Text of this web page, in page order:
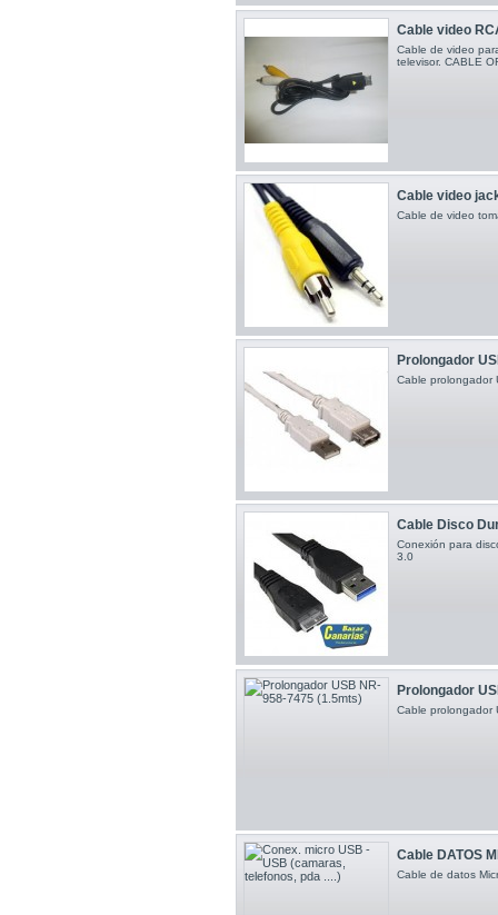
Cable video
Cable de video
televisor. CABLE
Cable video
Cable de video
Prolongador
Cable prolongador
Cable Disco
Conexión para
3.0
Prolongador
Cable prolongador
Cable DATOS
Cable de datos